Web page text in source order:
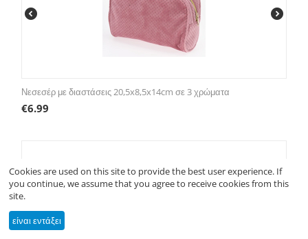
Νεσεσέρ με διαστάσεις 20,5x8,5x14cm σε 3 χρώματα
€6.99
Cookies are used on this site to provide the best user experience. If
you continue, we assume that you agree to receive cookies from this
site.
είναι εντάξει